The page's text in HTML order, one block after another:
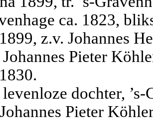
ca. 1823,
z.v. Johannes
Johannes Pieter
levenloze dochter,
Johannes Pieter